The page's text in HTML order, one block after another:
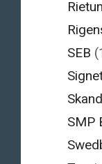
SEB
SMP